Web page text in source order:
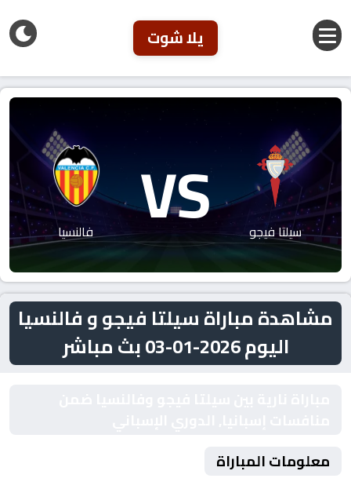
يلا شوت
سيلتا فيجو VS فالنسيا
مشاهدة مباراة سيلتا فيجو و فالنسيا
اليوم 2026-01-03 بث مباشر
معلومات المباراة